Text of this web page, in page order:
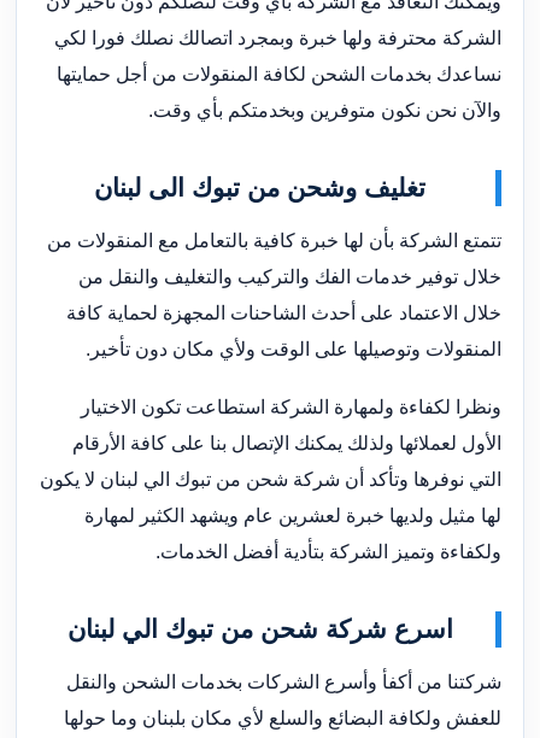
الشركة محترفة ولها خبرة وبمجرد اتصالك نصلك فورا لكي
نساعدك بخدمات الشحن لكافة المنقولات من أجل حمايتها
والآن نحن نكون متوفرين وبخدمتكم بأي وقت.
تغليف وشحن من تبوك الى لبنان
تتمتع الشركة بأن لها خبرة كافية بالتعامل مع المنقولات من
خلال توفير خدمات الفك والتركيب والتغليف والنقل من
خلال الاعتماد على أحدث الشاحنات المجهزة لحماية كافة
المنقولات وتوصيلها على الوقت ولأي مكان دون تأخير.
ونظرا لكفاءة ولمهارة الشركة استطاعت تكون الاختيار
الأول لعملائها ولذلك يمكنك الإتصال بنا على كافة الأرقام
التي نوفرها وتأكد أن شركة شحن من تبوك الي لبنان لا يكون
لها مثيل ولديها خبرة لعشرين عام ويشهد الكثير لمهارة
ولكفاءة وتميز الشركة بتأدية أفضل الخدمات.
اسرع شركة شحن من تبوك الي لبنان
شركتنا من أكفأ وأسرع الشركات بخدمات الشحن والنقل
للعفش ولكافة البضائع والسلع لأي مكان بلبنان وما حولها